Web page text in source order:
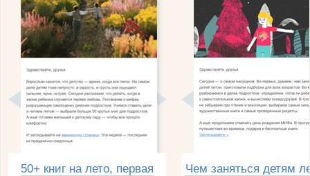
50+ книг на лето, первая
Чем заняться детям